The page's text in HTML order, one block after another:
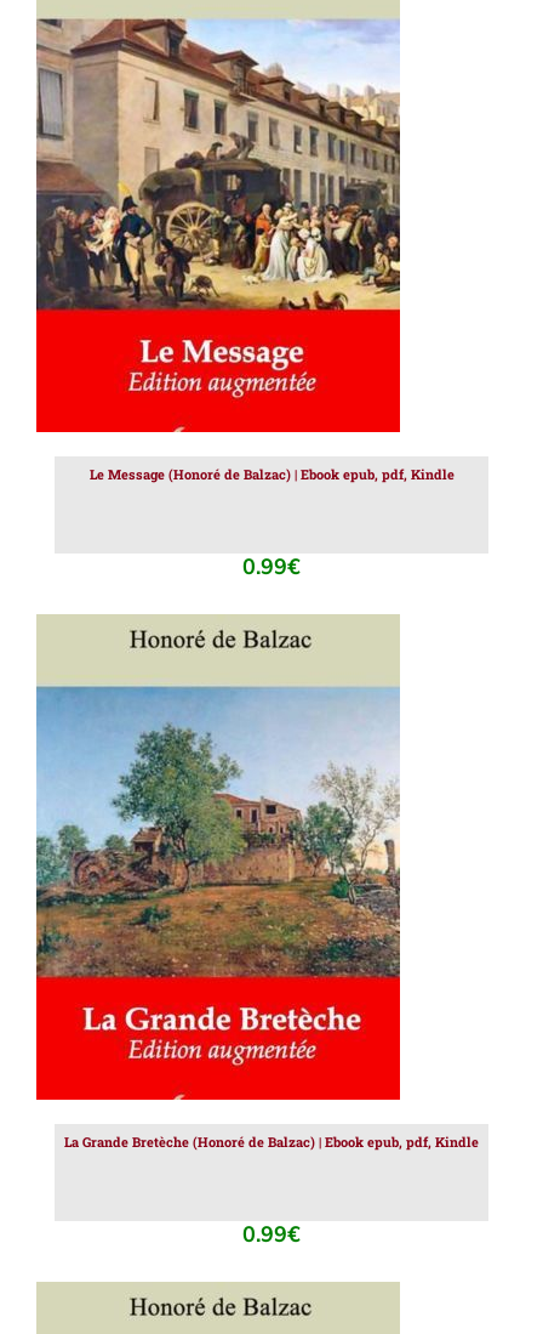
AJOUTER AU PANIER DÉTAILS
Le Message (Honoré de Balzac) | Ebook epub, pdf, Kindle
0.99€
AJOUTER AU PANIER / DÉTAILS
La Grande Bretèche (Honoré de Balzac) | Ebook epub, pdf, Kindle
0.99€